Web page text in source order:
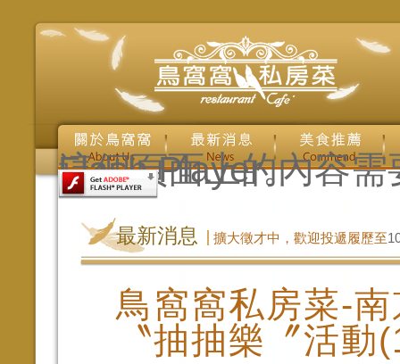
這個頁面上的內容需要較新版本的 Adobe Flash Player。
最新消息 擴大徵才中，歡迎投遞履歷至
鳥窩窩私房菜-
〝抽抽樂〞活